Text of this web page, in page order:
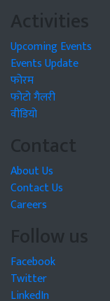
Activities
Upcoming Events
Events Update
फोरम
फोटो गैलरी
वीडियो
Contact
About Us
Contact Us
Careers
Follow us
Facebook
Twitter
LinkedIn